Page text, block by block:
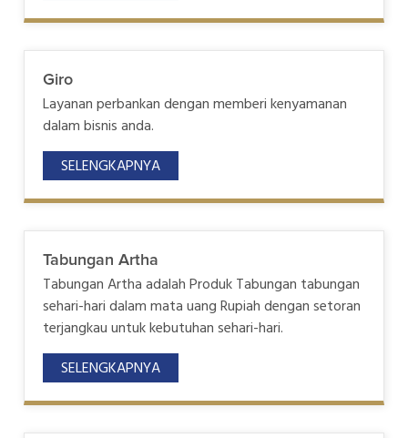
Giro
Layanan perbankan dengan memberi kenyamanan
dalam bisnis anda.
SELENGKAPNYA
Tabungan Artha
Tabungan Artha adalah Produk Tabungan tabungan
sehari-hari dalam mata uang Rupiah dengan setoran
terjangkau untuk kebutuhan sehari-hari.
SELENGKAPNYA